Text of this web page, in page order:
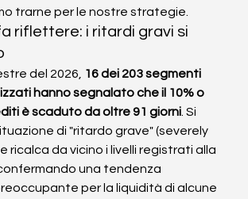
trarne per le nostre strategie.
riflettere: i ritardi gravi si
del 2026, 16 dei 203 segmenti
hanno segnalato che il 10% o
è scaduto da oltre 91 giorni . Si
di "ritardo grave" (severely
ricalca da vicino i livelli registrati alla
una tendenza
per la liquidità di alcune